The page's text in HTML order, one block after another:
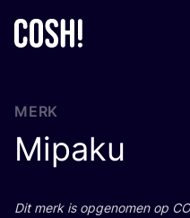
MERK
Mipaku
Dit merk is opge­no­men op